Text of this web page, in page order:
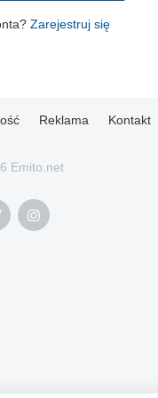
Zarejestruj się
Reklama Kontakt
Emito.net